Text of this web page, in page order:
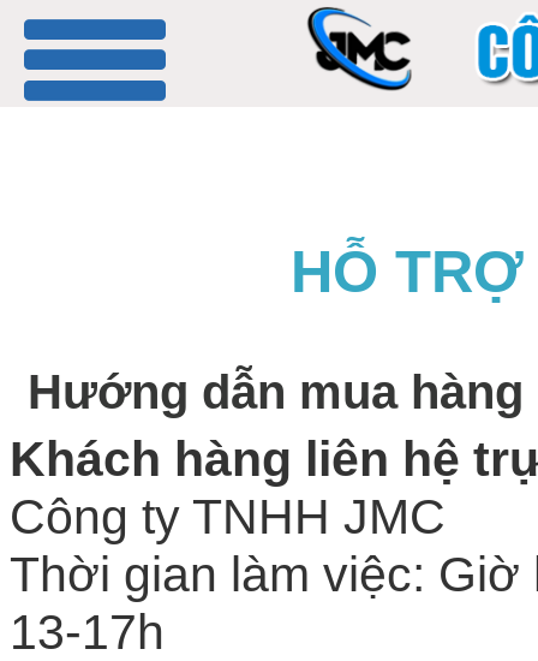
menu
HỖ
Hướng dẫn mua hàng
Khách hàng liên hệ
Công ty TNHH JMC
Thời gian làm việc:
13-17h